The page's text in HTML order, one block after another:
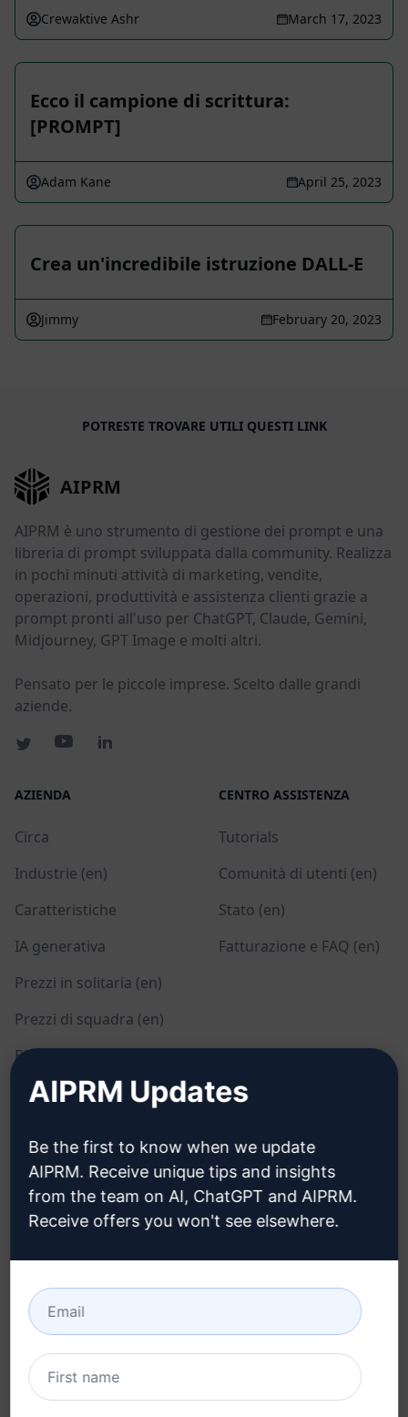
Crewaktive Ashr March 17, 2023
Ecco il campione di scrittura:
[PROMPT]
Adam Kane April 25, 2023
Crea un'incredibile istruzione DALL-E
Jimmy February 20, 2023
POTRESTE TROVARE UTILI QUESTI LINK
AIPRM
AIPRM è uno strumento di gestione dei prompt e una
libreria di prompt sviluppata dalla community. Realizza
in pochi minuti attività di marketing, vendite,
operazioni, produttività e assistenza clienti grazie a
prompt pronti all'uso per ChatGPT, Claude, Gemini,
Midjourney, GPT Image e molti altri.
Pensato per le piccole imprese. Scelto dalle grandi
aziende.
AZIENDA
Circa
Industrie (en)
Caratteristiche
IA generativa
Prezzi in solitaria (en)
Prezzi di squadra (en)
Blog (en)
CENTRO ASSISTENZA
Tutorials
Comunità di utenti (en)
Stato (en)
Fatturazione e FAQ (en)
Informativa sulla privacy
(en)
Politica di utilizzo
Termini dell'estensione
del browser (en)
Termini di fatturazione
(en)
Come installare
Google Chrome (en)
Microsoft Edge (en)
AIPRM Updates
Be the first to know when we update
AIPRM. Receive unique tips and insights
from the team on AI, ChatGPT and AIPRM.
Receive offers you won't see elsewhere.